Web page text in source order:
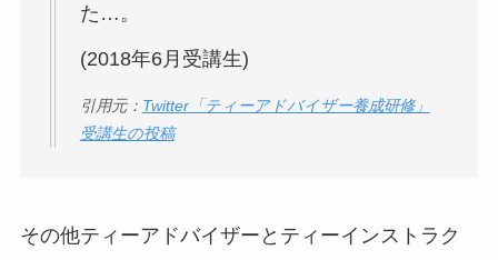
た…。
(2018年6月受講生)
引用元： Twitter「ティーアドバイザー養成研修」
受講生の投稿
その他ティーアドバイザーとティーインストラク